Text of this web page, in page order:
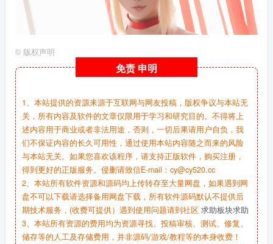
© 版权声明
免责 申明
1、本站提供的资源来源于互联网与网友投稿，版权争议与本站无
关，所有内容及软件的文章仅限用于学习和研究目的。不得将上
述内容用于商业或者非法用途，否则，一切后果请用户自负，我
们不保证内容的长久可用性，通过使用本站内容随之而来的风险
与本站无关。如果您喜欢该程序，请支持正版软件，购买注册，
得到更好的正版服务。侵删请致信E-mail：cy@cy520.cc
2、本站所有软件资源和源码均上传转存至大量网盘，如果遇到网
盘不可以下载请选择备用网盘下载，所有软件源码默认不提供后
期技术服务，(收费可提供）遇到使用问题请到社区 求助板块求助
3、本站所有资源的费用均为资源寻找、投稿审核、测试、修复、
储存等的人工及存储费用，并非源码/游戏/教程等的本身收费！